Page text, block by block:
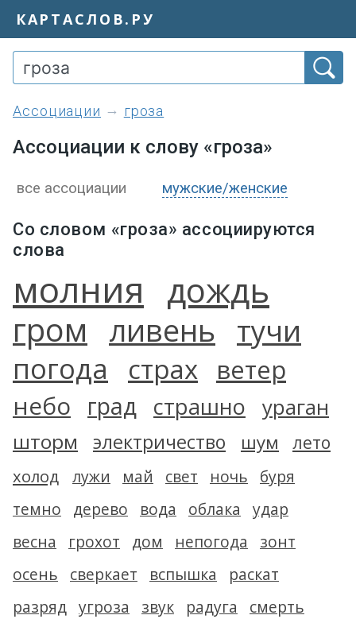
КАРТАСЛОВ.РУ
ассоциации гроза
Ассоциации к слову «гроза»
все ассоциации мужские/женские
Со словом «гроза» ассоциируются
слова
молния дождь
гром ливень тучи
погода страх ветер
небо град страшно ураган
шторм электричество шум лето
холод лужи май свет ночь
буря
темно
дерево вода облака
удар
весна
грохот дом непогода
зонт
осень
сверкает вспышка
раскат
разряд угроза звук радуга
смерть